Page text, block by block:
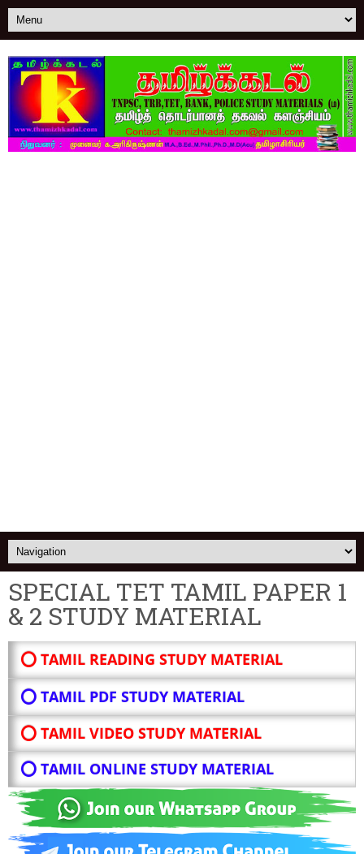
SPECIAL TET TAMIL PAPER 1
& 2 STUDY MATERIAL
⭕ TAMIL READING STUDY MATERIAL
⭕ TAMIL PDF STUDY MATERIAL
⭕ TAMIL VIDEO STUDY MATERIAL
⭕ TAMIL ONLINE STUDY MATERIAL